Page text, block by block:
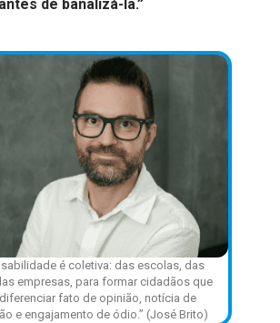
de banalizá-la.”
é coletiva: das escolas, das
empresas, para formar cidadãos que
fato de opinião, notícia de
e engajamento de ódio.” (José Brito)